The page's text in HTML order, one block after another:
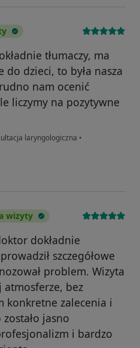
tłumaczy, ma
dzieci, to była nasza
nam ocenić
liczymy na pozytywne
laryngologiczna •
wizyty
dokładnie
szczegółowe
problem. Wizyta
atmosferze, bez
konkretne zalecenia i
jasno
i bardzo